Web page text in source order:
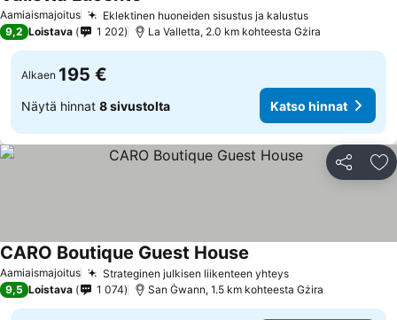
Aamiaismajoitus Eklektinen huoneiden sisustus ja kalustus
9,2 Loistava 1 202 La Valletta, 2.0 km kohteesta Gżira
Alkaen 195 €
Näytä hinnat 8 sivustolta Katso hinnat
Jaa
Aamiaismajoitus Strateginen julkisen liikenteen yhteys
CARO Boutique Guest House
9,5 Loistava 1 074 San Ġwann, 1.5 km kohteesta Gżira